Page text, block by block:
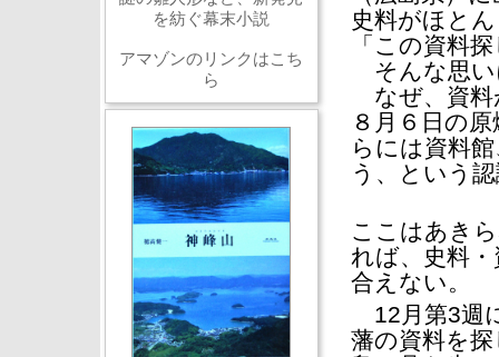
史料がほと
「この資料
そんな思い
なぜ、資料
８月６日の
らには資料
う、という
ここはあき
れば、史料
合えない。
12月第3週
藩の資料を
を紡ぐ幕末小説
アマゾンのリンクはこち
ら